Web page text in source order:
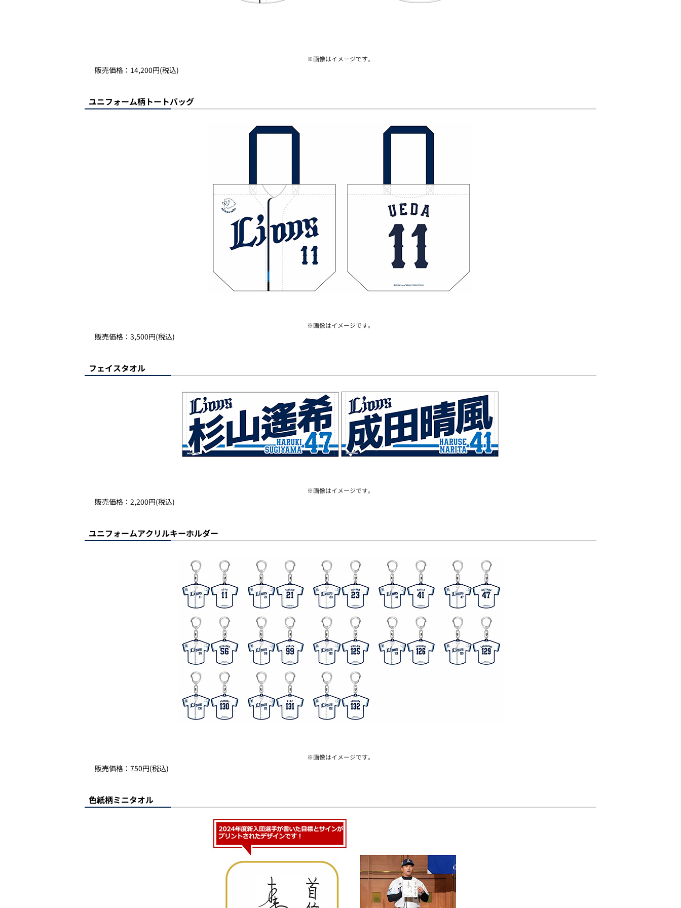
※画像はイメージです。
販売価格：14,200円(税込)
ユニフォーム柄トートバッグ
※画像はイメージです。
販売価格：3,500円(税込)
フェイスタオル
※画像はイメージです。
販売価格：2,200円(税込)
ユニフォームアクリルキーホルダー
※画像はイメージです。
販売価格：750円(税込)
色紙柄ミニタオル